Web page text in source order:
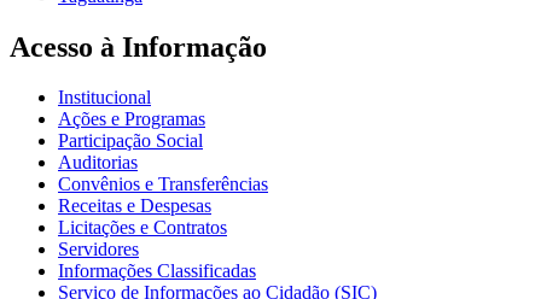
Acesso à Informação
Institucional
Ações e Programas
Participação Social
Auditorias
Convênios e Transferências
Receitas e Despesas
Licitações e Contratos
Servidores
Informações Classificadas
Serviço de Informações ao Cidadão (SIC)